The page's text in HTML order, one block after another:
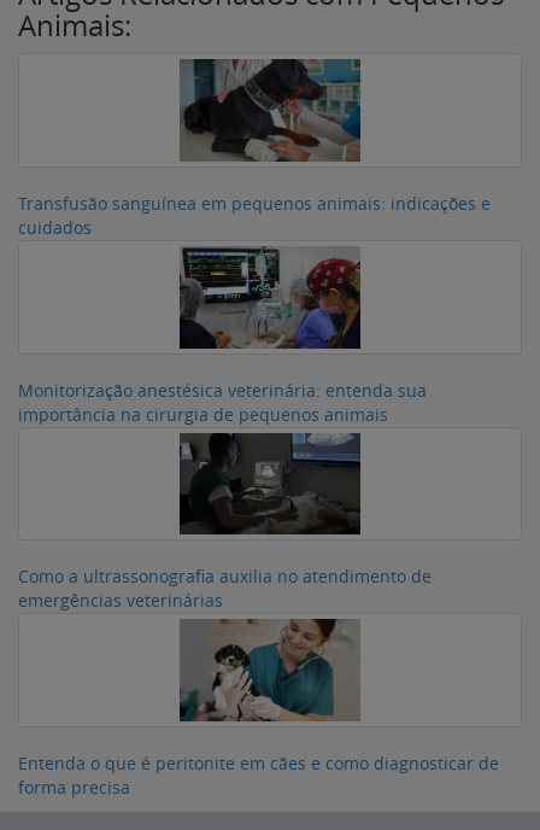
Animais:
Transfusão sanguínea em pequenos animais: indicações e
cuidados
Monitorização anestésica veterinária: entenda sua
importância na cirurgia de pequenos animais
Como a ultrassonografia auxilia no atendimento de
emergências veterinárias
Entenda o que é peritonite em cães e como diagnosticar de
forma precisa